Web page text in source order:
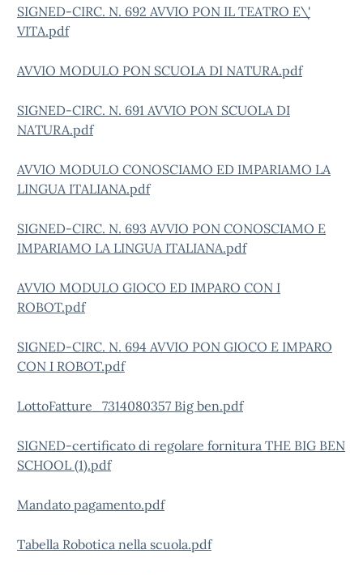
SIGNED-CIRC. N. 692 AVVIO PON IL TEATRO E\'
VITA.pdf
AVVIO MODULO PON SCUOLA DI NATURA.pdf
SIGNED-CIRC. N. 691 AVVIO PON SCUOLA DI
NATURA.pdf
AVVIO MODULO CONOSCIAMO ED IMPARIAMO LA
LINGUA ITALIANA.pdf
SIGNED-CIRC. N. 693 AVVIO PON CONOSCIAMO E
IMPARIAMO LA LINGUA ITALIANA.pdf
AVVIO MODULO GIOCO ED IMPARO CON I
ROBOT.pdf
SIGNED-CIRC. N. 694 AVVIO PON GIOCO E IMPARO
CON I ROBOT.pdf
LottoFatture_7314080357 Big ben.pdf
SIGNED-certificato di regolare fornitura THE BIG BEN
SCHOOL (1).pdf
Mandato pagamento.pdf
Tabella Robotica nella scuola.pdf